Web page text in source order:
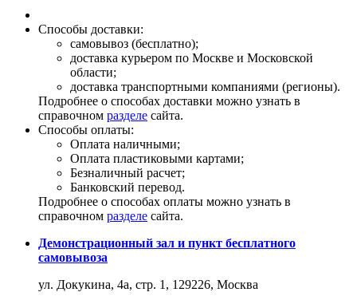
Способы доставки:
самовывоз (бесплатно);
доставка курьером по Москве и Московской
области;
доставка транспортными компаниями (регионы).
Подробнее о способах доставки можно узнать в
справочном разделе сайта.
Способы оплаты:
Оплата наличными;
Оплата пластиковыми картами;
Безналичный расчет;
Банковский перевод.
Подробнее о способах оплаты можно узнать в
справочном разделе сайта.
Демонстрационный зал и пункт бесплатного
самовывоза
ул. Докукина, 4а, стр. 1, 129226, Москва